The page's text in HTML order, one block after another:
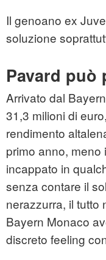
Il genoano ex
soluzione
Pavard può
Arrivato dal
31,3 milioni di
rendimento
primo anno,
incappato in
senza contare il
nerazzurra, il tutto
Bayern Monaco
discreto feeling